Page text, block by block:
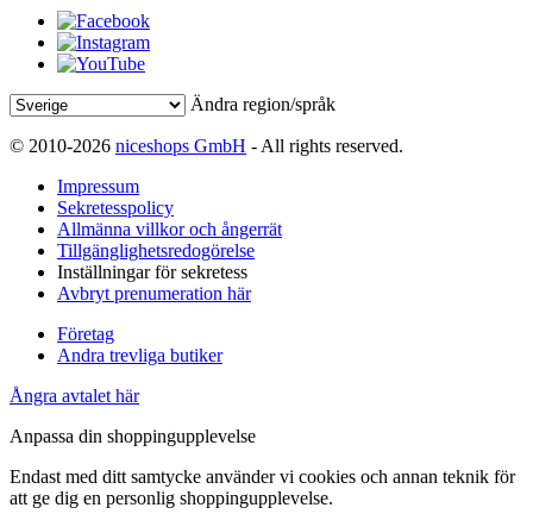
Ändra region/språk
© 2010-2026 niceshops GmbH - All rights reserved.
Impressum
Sekretesspolicy
Allmänna villkor och ångerrät
Tillgänglighetsredogörelse
Inställningar för sekretess
Avbryt prenumeration här
Företag
Andra trevliga butiker
Ångra avtalet här
Anpassa din shoppingupplevelse
Endast med ditt samtycke använder vi cookies och annan teknik för
att ge dig en personlig shoppingupplevelse.